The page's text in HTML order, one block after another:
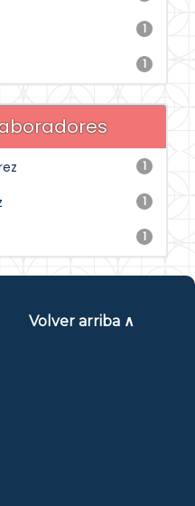
1
1
1
1
1
Volver arriba ∧